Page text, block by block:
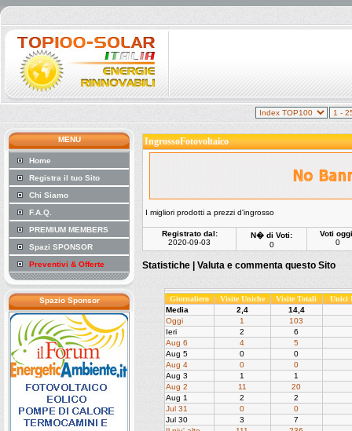
MENU
Home
Registra il tuo Sito
Chi Siamo
F.A.Q.
PREMIUM MEMBERS
Spazi SPONSOR
Preventivi & Offerte
Spazio Sponsor
IngrossoFotovoltaico
I migliori prodotti a prezzi d'ingrosso
Registrato dal:
2020-09-03
N� di Voti:
0
Voti
0
Statistiche | Valuta e commenta questo Sito
Giornaliero Visite Uniche Visite Totali
Unici
Media
2,4
14,4
Oggi
1
103
Ieri
2
6
Aug 6
4
5
Aug 5
0
0
Aug 4
0
0
Aug 3
1
1
Aug 2
11
20
Aug 1
2
2
Jul 31
0
0
Jul 30
3
7